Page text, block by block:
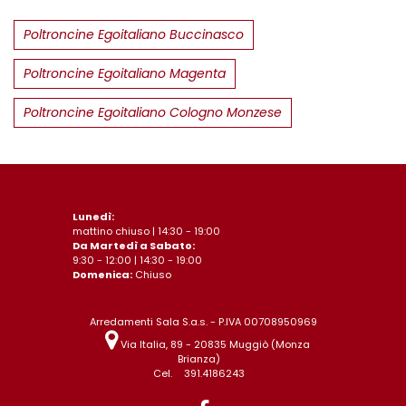
Poltroncine Egoitaliano Buccinasco
Poltroncine Egoitaliano Magenta
Poltroncine Egoitaliano Cologno Monzese
Lunedì:
mattino chiuso | 14:30 - 19:00
Da Martedì a Sabato:
9:30 - 12:00 | 14:30 - 19:00
Domenica: Chiuso
Arredamenti Sala S.a.s. - P.IVA 00708950969
Via Italia, 89 - 20835 Muggiò (Monza
Brianza)
Cel.
391.4186243